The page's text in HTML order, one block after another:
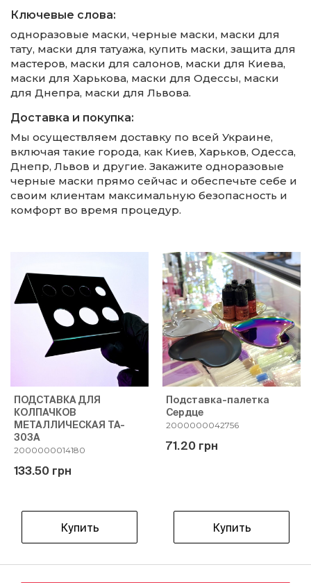
Ключевые слова:
одноразовые маски, черные маски, маски для
тату, маски для татуажа, купить маски, защита для
мастеров, маски для салонов, маски для Киева,
маски для Харькова, маски для Одессы, маски
для Днепра, маски для Львова.
Доставка и покупка:
Мы осуществляем доставку по всей Украине,
включая такие города, как Киев, Харьков, Одесса,
Днепр, Львов и другие. Закажите одноразовые
черные маски прямо сейчас и обеспечьте себе и
своим клиентам максимальную безопасность и
комфорт во время процедур.
ПОДСТАВКА ДЛЯ
КОЛПАЧКОВ
МЕТАЛЛИЧЕСКАЯ TA-
303A
2000000014180
133.50 грн
Купить
Подставка-палетка
Сердце
2000000042756
71.20 грн
Купить